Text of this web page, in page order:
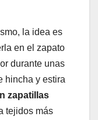
la idea es
en el zapato
durante unas
hincha y estira
zapatillas
tejidos más